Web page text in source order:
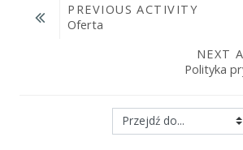
PREVIOUS ACTIVITY
Oferta
NEXT
Polityka
Przejdź do...